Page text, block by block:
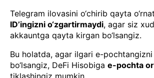
Telegram ilovasini o‘chirib qayta
ID’ingizni o‘zgartirmaydi, agar siz
akkauntga qayta kirgan bo‘lsangiz.
Bu holatda, agar ilgari e-
bo‘lsangiz, DeFi Hisobiga e-pochta